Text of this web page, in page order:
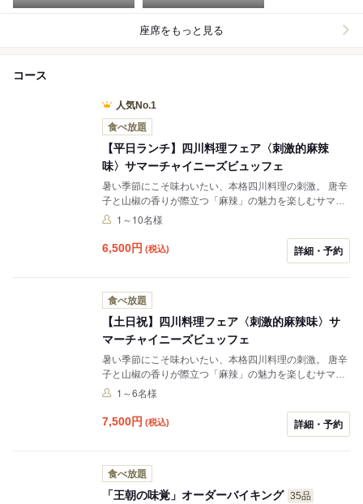
座席をもっと見る
コース
人気No.1
食べ放題
【平日ランチ】四川料理フェア〈刺激的麻辣
味〉サマーチャイニーズビュッフェ
暑い季節にこそ味わいたい、本格四川料理の刺激。 唐辛
子と山椒の香りが際立つ「麻辣」の魅力を楽しむサマー
ビュッフェをご用意しました。 定番から個性豊かな一皿
テーションとともに、食欲をそそるひとときをお届しま
1～10名様
6,500円 (税込) 詳細・予約
食べ放題
【土日祝】四川料理フェア〈刺激的麻辣味〉サ
マーチャイニーズビュッフェ
暑い季節にこそ味わいたい、本格四川料理の刺激。 唐辛
子と山椒の香りが際立つ「麻辣」の魅力を楽しむサマー
ビュッフェをご用意しました。 定番から個性豊かな一皿
テーションとともに、食欲をそそるひとときをお届しま
1～6名様
7,500円 (税込) 詳細・予約
食べ放題
「王朝の味覚」オーダーバイキング 35品